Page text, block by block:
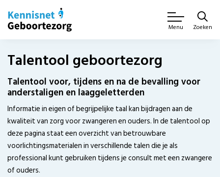
Menu Zoeken
Talentool geboortezorg
Talentool voor, tijdens en na de bevalling voor
anderstaligen en laaggeletterden
Informatie in eigen of begrijpelijke taal kan bijdragen aan de
kwaliteit van zorg voor zwangeren en ouders. In de talentool op
deze pagina staat een overzicht van betrouwbare
voorlichtingsmaterialen in verschillende talen die je als
professional kunt gebruiken tijdens je consult met een zwangere
of ouders.